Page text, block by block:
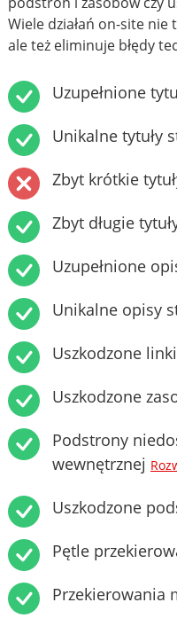
Wiele działań on-site
ale też eliminuje błędy
Uzupełnione
Unikalne tytuły
Zbyt krótkie
Zbyt długie
Uzupełnione
Unikalne opisy
Uszkodzone
Uszkodzone
Podstrony
wewnętrznej
Uszkodzone
Pętle
Przekierowania